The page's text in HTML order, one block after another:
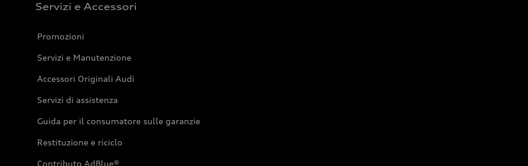
Servizi e Accessori
Promozioni
Servizi e Manutenzione
Accessori Originali Audi
Servizi di assistenza
Guida per il consumatore sulle garanzie
Restituzione e riciclo
Contributo AdBlue®